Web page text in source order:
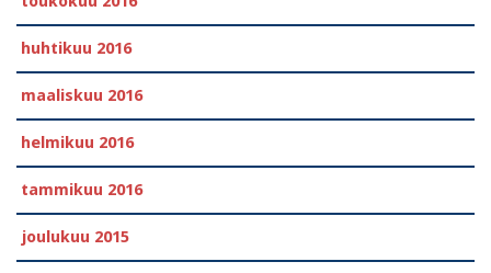
huhtikuu 2016
maaliskuu 2016
helmikuu 2016
tammikuu 2016
joulukuu 2015